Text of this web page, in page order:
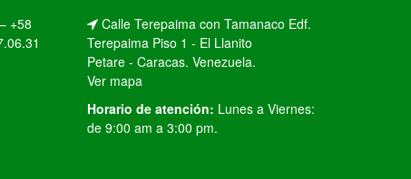
– +58
Calle Terepaima con Tamanaco Edf.
Terepaima Piso 1 - El Llanito
Petare - Caracas. Venezuela.
Ver mapa
Horario de atención: Lunes a Viernes:
de 9:00 am a 3:00 pm.